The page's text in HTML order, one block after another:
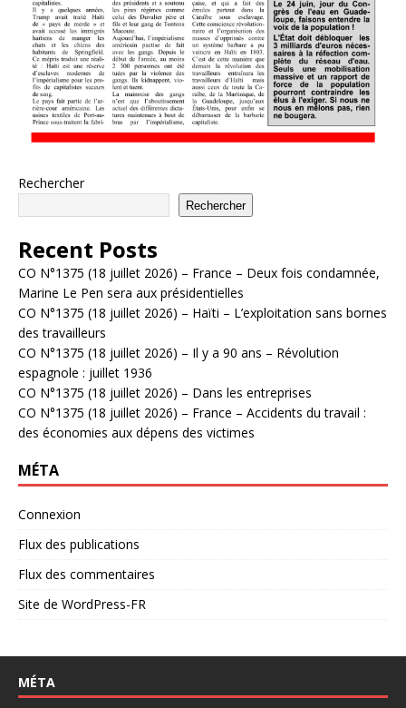
Rechercher
Rechercher
Recent Posts
CO N°1375 (18 juillet 2026) – France – Deux fois condamnée,
Marine Le Pen sera aux présidentielles
CO N°1375 (18 juillet 2026) – Haïti – L’exploitation sans bornes
des travailleurs
CO N°1375 (18 juillet 2026) – Il y a 90 ans – Révolution
espagnole : juillet 1936
CO N°1375 (18 juillet 2026) – Dans les entreprises
CO N°1375 (18 juillet 2026) – France – Accidents du travail :
des économies aux dépens des victimes
MÉTA
Connexion
Flux des publications
Flux des commentaires
Site de WordPress-FR
MÉTA